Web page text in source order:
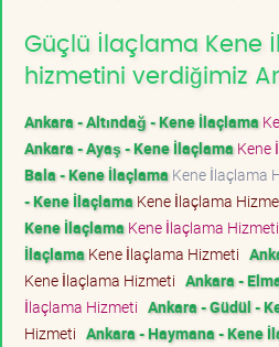
Güçlü İlaçlama Kene
hizmetini verdiğimiz
Ankara - Altındağ - Kene İlaçlama
Ankara - Ayaş - Kene İlaçlama Kene
Bala - Kene İlaçlama Kene İlaçlama
- Kene İlaçlama Kene İlaçlama
Kene İlaçlama Kene İlaçlama Hizmeti
İlaçlama Kene İlaçlama Hizmeti
Kene İlaçlama Hizmeti Ankara -
İlaçlama Hizmeti Ankara - Güdül -
Hizmeti Ankara - Haymana - Kene